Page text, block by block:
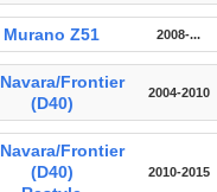
Murano Z51 2008-...
Navara/Frontier
(D40)
2004-2010
Navara/Frontier
(D40)
2010-2015